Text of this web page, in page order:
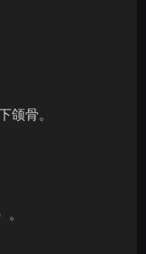
颌骨。